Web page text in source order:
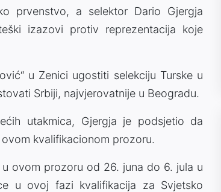
prvenstvo, a selektor Dario Gjergja
izazovi protiv reprezentacija koje
u Zenici ugostiti selekciju Turske u
Srbiji, najvjerovatnije u Beogradu.
utakmica, Gjergja je podsjetio da
kvalifikacionom prozoru.
ovom prozoru od 26. juna do 6. jula u
u ovoj fazi kvalifikacija za Svjetsko